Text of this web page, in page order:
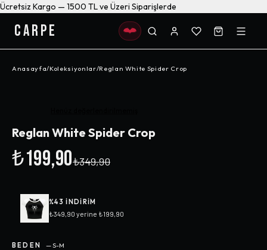
Ücretsiz Kargo — 1500 TL ve Üzeri Siparişlerde
CARPE
Anasayfa/Koleksiyonlar/Reglan White Spider Crop
Reglan White Spider Crop
₺199,90₺349,90
%43 INDIRIM
₺349,90 yerine ₺199,90
BEDEN —S-M